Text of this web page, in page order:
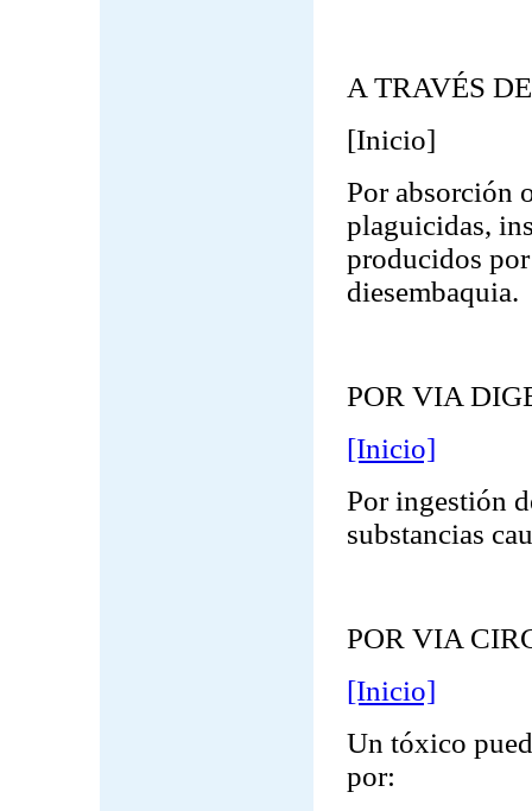
A TRAVÉS
[Inicio]
Por absorción
plaguicidas,
producidos
diesembaquia.
POR VIA
[Inicio]
Por ingestión
substancias
POR VIA
[Inicio]
Un tóxico
por: